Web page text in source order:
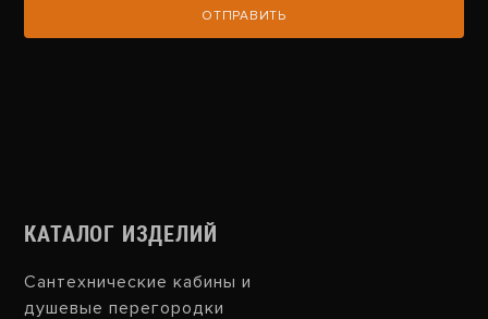
КАТАЛОГ ИЗДЕЛИЙ
Сантехнические кабины и
душевые перегородки